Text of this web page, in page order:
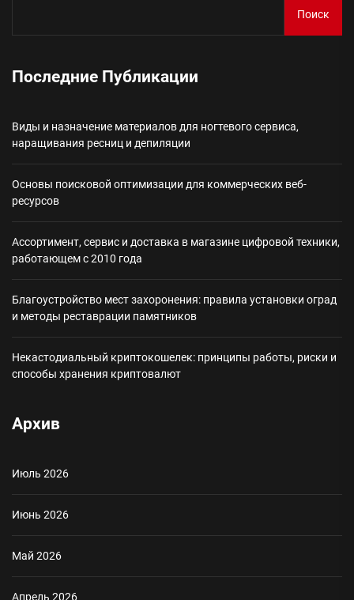
Поиск
Последние Публикации
Виды и назначение материалов для ногтевого сервиса,
наращивания ресниц и депиляции
Основы поисковой оптимизации для коммерческих веб-
ресурсов
Ассортимент, сервис и доставка в магазине цифровой техники,
работающем с 2010 года
Благоустройство мест захоронения: правила установки оград
и методы реставрации памятников
Некастодиальный криптокошелек: принципы работы, риски и
способы хранения криптовалют
Архив
Июль 2026
Июнь 2026
Май 2026
Апрель 2026